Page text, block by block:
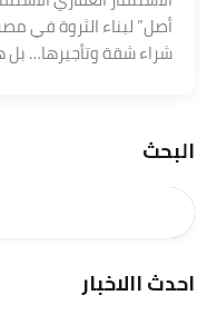
أصل” لبناء الثروة في
شراء شقة وتأجيرها… بل
البحث
احدث االاخبار